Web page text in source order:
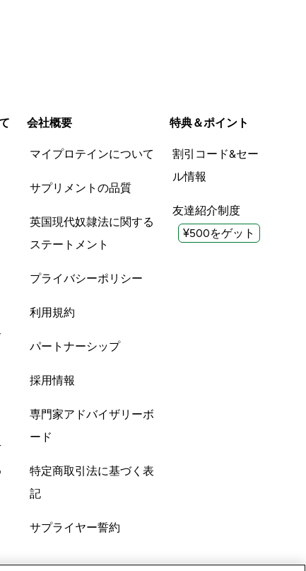
会社概要
マイプロテインについて
サプリメントの品質
英国現代奴隷法に関する
ステートメント
プライバシーポリシー
利用規約
パートナーシップ
採用情報
専門家アドバイザリーボ
ード
特定商取引法に基づく表
記
サプライヤー誓約
特典＆ポイント
割引コード&セー
ル情報
友達紹介制度
¥500をゲット